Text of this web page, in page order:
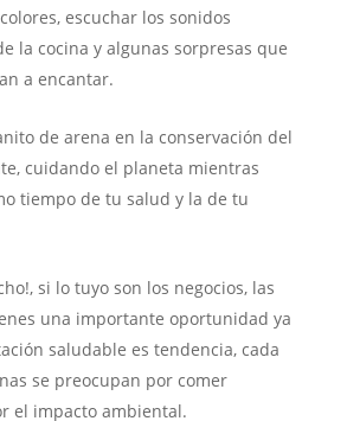
escuchar los sonidos
la cocina y algunas sorpresas que
a encantar.
de arena en la conservación del
cuidando el planeta mientras
tiempo de tu salud y la de tu
si lo tuyo son los negocios, las
una importante oportunidad ya
saludable es tendencia, cada
se preocupan por comer
el impacto ambiental.